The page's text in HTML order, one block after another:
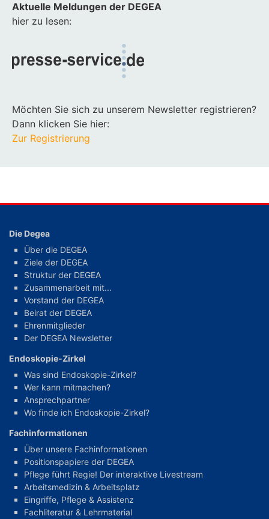
Aktuelle Meldungen der DEGEA
hier zu lesen:
Möchten Sie sich zu unserem Newsletter registrieren?
Dann klicken Sie hier:
Zur Registrierung
Die Degea
Über die DEGEA
Ziele der DEGEA
Struktur der DEGEA
Zusammenarbeit mit...
Vorstand der DEGEA
Beirat der DEGEA
Ehrenmitglieder
Der DEGEA Newsletter
Endoskopie-Zirkel
Was sind Endoskopie-Zirkel?
Wer kann mitmachen?
Ansprechpartner
Wo finde ich Endoskopie-Zirkel?
Fachinformationen
Über unsere Fachinformationen
Positionspapiere der DEGEA
Pflege führt Regie! Der interaktive Livestream
Arbeitsmedizin & Arbeitsplatz
Eingriffe, Pflege & Assistenz
Fachliteratur & Lehrmaterial